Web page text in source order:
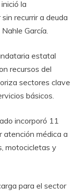
la
recurrir a deuda
García.
estatal
recursos del
sectores clave
básicos.
incorporó 11
atención médica a
motocicletas y
para el sector